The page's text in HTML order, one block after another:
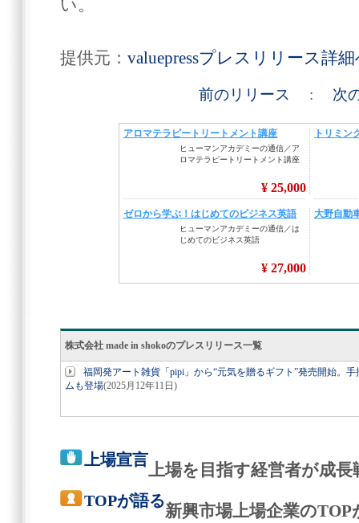
い。
提供元： valuepressプレスリリース詳
前のリリース : 次
株式会社 made in shokoのプレスリリース一覧
福岡発アート雑貨「pipi」から“元気を贈るギフト”発売開始。
ムも登場(2025月12年11日)
上場宣言
上場を目指す経営者が成
TOPが語る
新興市場上場企業の